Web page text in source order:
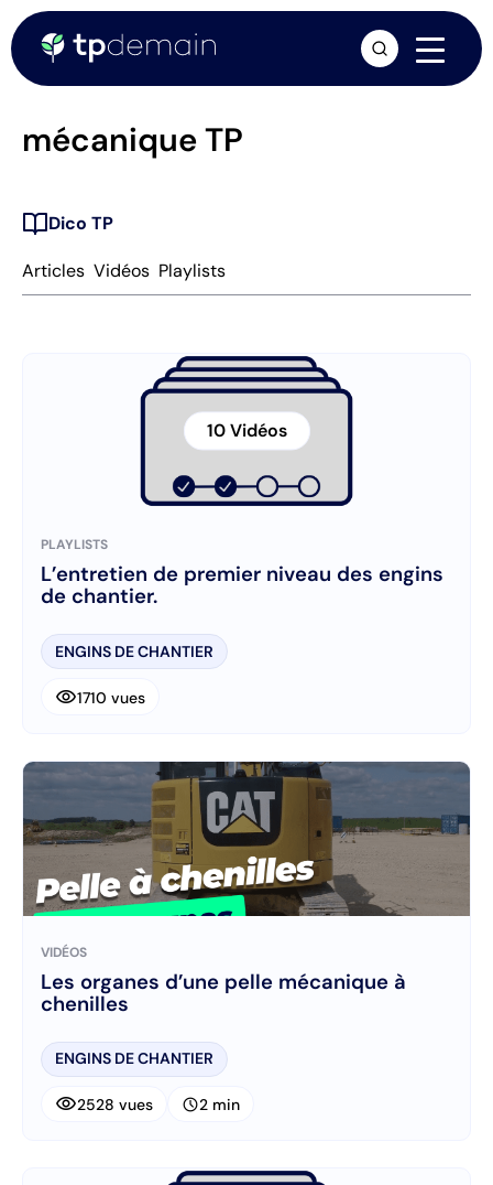
mécanique TP
Articles Vidéos Playlists
Dico TP
10 Vidéos
PLAYLISTS
L’entretien de premier niveau des engins
de chantier.
ENGINS DE CHANTIER
visibility1710 vues
VIDÉOS
Les organes d’une pelle mécanique à
chenilles
ENGINS DE CHANTIER
visibility2528 vues schedule2 min
arrow_forward